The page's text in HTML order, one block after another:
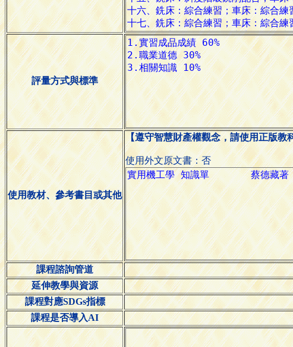
評量方式與標準
使用教材、參考書目或其他
【遵守智慧財產權觀念，請使用正版
使用外文原文書：否
課程諮詢管道
延伸教學與資源
課程對應SDGs指標
課程是否導入AI